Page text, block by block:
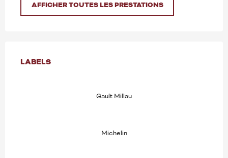
AFFICHER TOUTES LES PRESTATIONS
OFFRES DE PRESTATIONS
LABELS
LABELS
Gault Millau
Michelin